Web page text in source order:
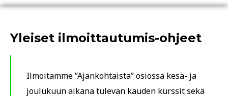
Yleiset ilmoittautumis-ohjeet
Ilmoitamme ”Ajankohtaista” osiossa kesä- ja
joulukuun aikana tulevan kauden kurssit sekä